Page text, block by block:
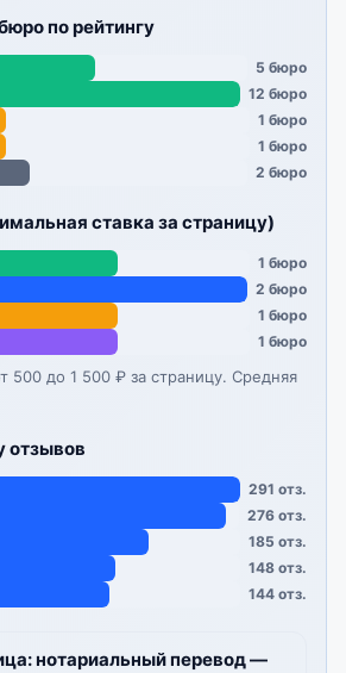
по рейтингу
5 бюро
12 бюро
1 бюро
1 бюро
2 бюро
ставка за страницу)
1 бюро
2 бюро
1 бюро
1 бюро
500 до 1 500 ₽ за страницу. Средняя
отзывов
291 отз.
276 отз.
185 отз.
148 отз.
144 отз.
нотариальный перевод —